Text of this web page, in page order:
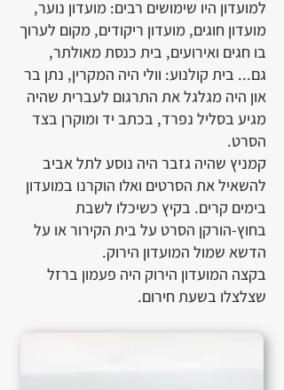
למועדון היו שימושים רבים: מועדון נוער,
מועדון חוגים, מועדון ריקודים, מקום לערוך
בו חגים ואירועים, בית כנסת מאולתר,
גם... בית קולנוע: וולי היה המקרין, נתן בר
און היה מגלגל את התרגום לעברית שהיה
מגיע בסליל נפרד, בכתב יד ומוקרן בצד
הסרט.
קמניץ שהיה גזבר היה נוסע לתל אביב
להשאיל את הסרטים ואלו הוקרנו במועדון
בימים קרים. בקיץ כשיכלו לשבת
בחוץ-הורקן הסרט על בית הקירור או על
הדשא שמול המועדון הירוק.
בקצה המועדון הירוק היה פעמון ברזל
שצלצלו בשעת חירום.